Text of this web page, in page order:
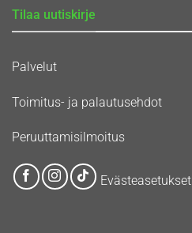
Tilaa uutiskirje
Palvelut
Toimitus- ja palautusehdot
Peruuttamisilmoitus
Evästeasetukset